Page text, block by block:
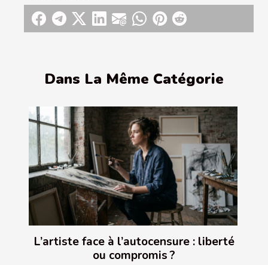
Dans La Même Catégorie
L’artiste face à l’autocensure : liberté
ou compromis ?